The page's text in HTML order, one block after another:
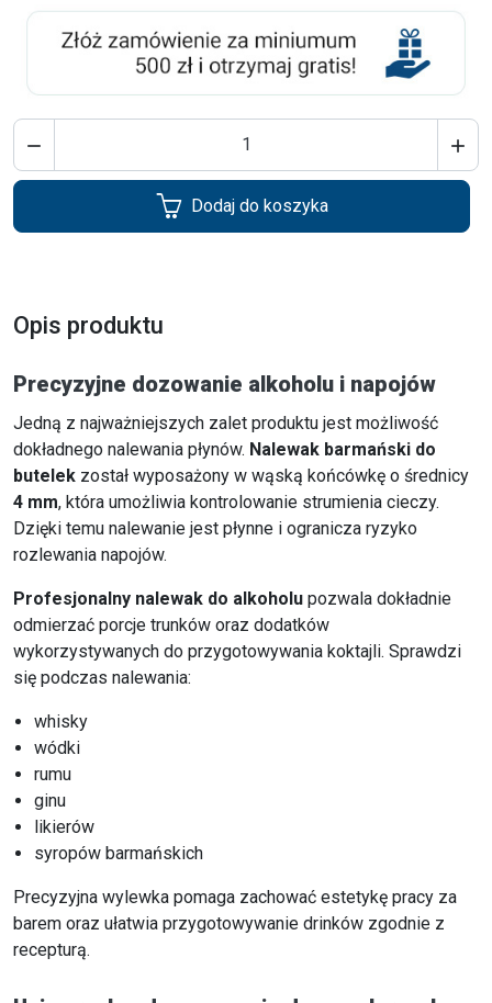
 
Dodaj do koszyka
Opis produktu
Precyzyjne dozowanie alkoholu i napojów
Jedną z najważniejszych zalet produktu jest możliwość
dokładnego nalewania płynów. Nalewak barmański do
butelek został wyposażony w wąską końcówkę o średnicy
4 mm, która umożliwia kontrolowanie strumienia cieczy.
Dzięki temu nalewanie jest płynne i ogranicza ryzyko
rozlewania napojów.
Profesjonalny nalewak do alkoholu pozwala dokładnie
odmierzać porcje trunków oraz dodatków
wykorzystywanych do przygotowywania koktajli. Sprawdzi
się podczas nalewania:
whisky
wódki
rumu
ginu
likierów
syropów barmańskich
Precyzyjna wylewka pomaga zachować estetykę pracy za
barem oraz ułatwia przygotowywanie drinków zgodnie z
recepturą.